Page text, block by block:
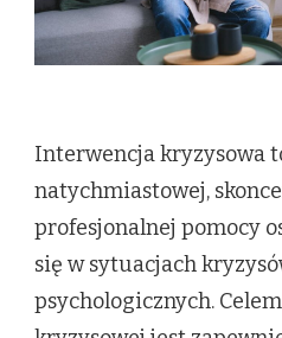
Interwencja kryzysowa
natychmiastowej,
profesjonalnej pomocy
się w sytuacjach
psychologicznych.